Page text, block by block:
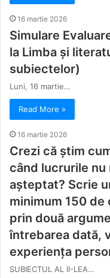
16 martie 2026
Simulare
la Limba și
subiectelor)
Luni, 16 martie…
Read More »
16 martie 2026
Crezi că știm
când lucrurile nu
aşteptat? Scrie
minimum 150
prin două
întrebarea dată,
experiența
SUBIECTUL AL II-LEA…